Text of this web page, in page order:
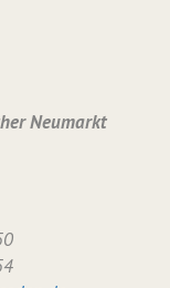
Neumarkt